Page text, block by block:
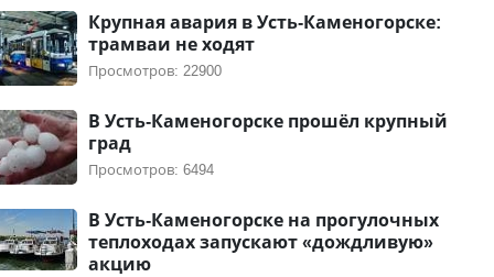
Крупная авария в Усть-Каменогорске:
трамваи не ходят
Просмотров: 22900
В Усть-Каменогорске прошёл крупный
град
Просмотров: 6494
В Усть-Каменогорске на прогулочных
теплоходах запускают «дождливую»
акцию